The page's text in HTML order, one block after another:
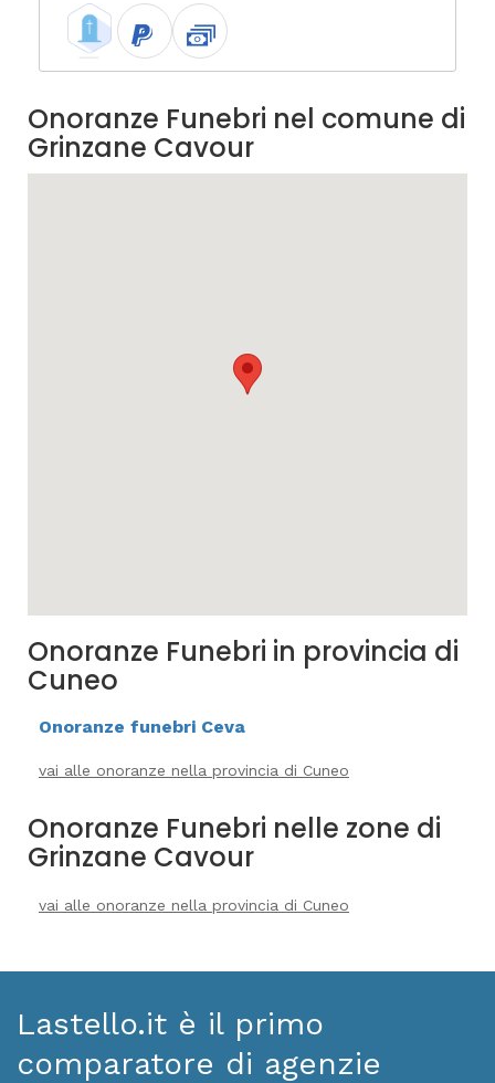
Onoranze Funebri nel comune di
Grinzane Cavour
Onoranze Funebri in provincia di
Cuneo
Onoranze funebri Ceva
vai alle onoranze nella provincia di Cuneo
Onoranze Funebri nelle zone di
Grinzane Cavour
vai alle onoranze nella provincia di Cuneo
Lastello.it è il primo
comparatore di agenzie